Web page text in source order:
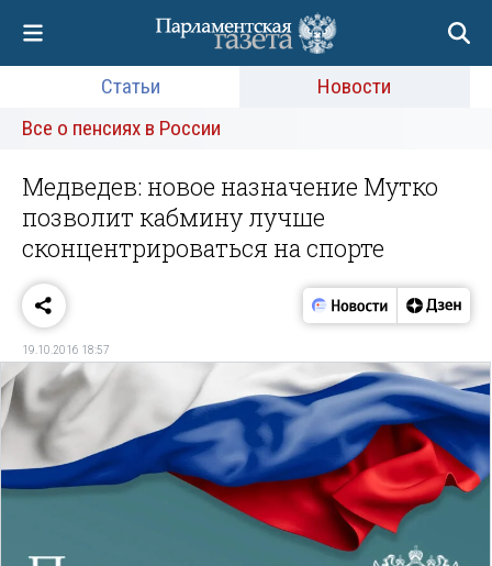
Статьи
Новости
Все о пенсиях в России
Медведев: новое назначение Мутко
позволит кабмину лучше
сконцентрироваться на спорте
19.10.2016 18:57